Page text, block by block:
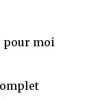
pour moi